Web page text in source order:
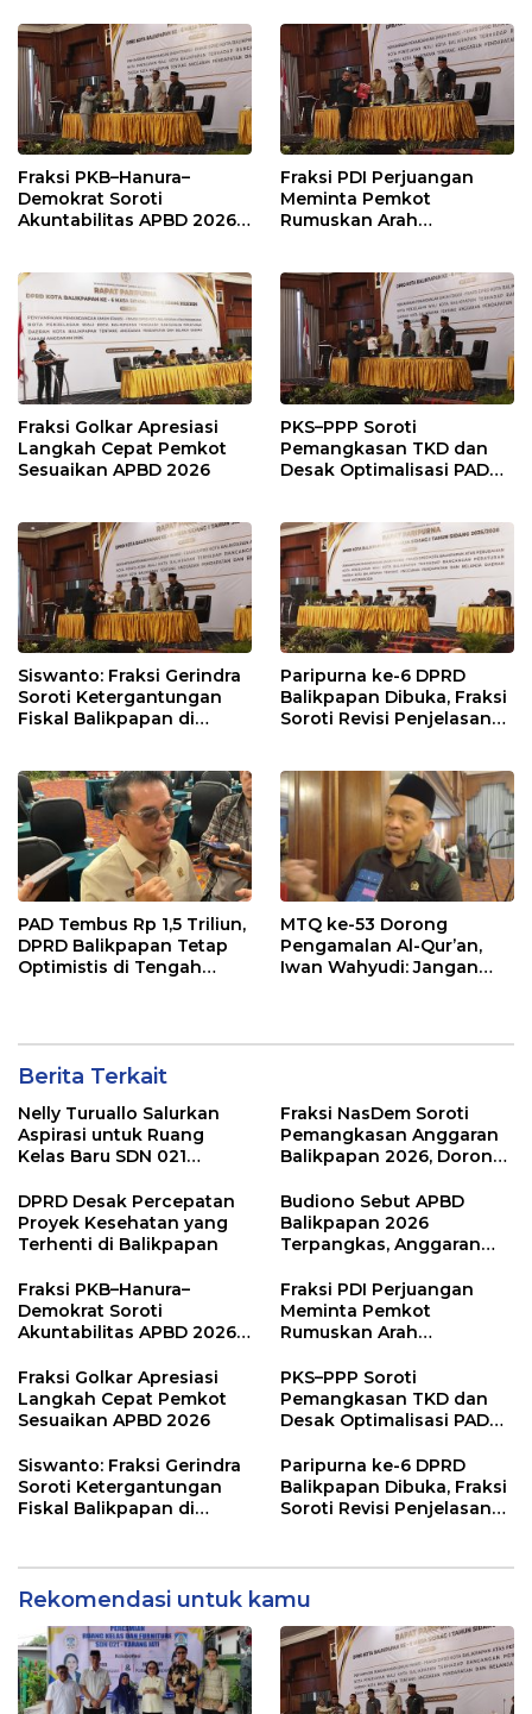
Fraksi PKB–Hanura–
Demokrat Soroti
Akuntabilitas APBD 2026
Modal
Fraksi PDI Perjuangan
Meminta Pemkot
Rumuskan Arah
Penyangga IKN
Fraksi Golkar Apresiasi
Langkah Cepat Pemkot
Sesuaikan APBD 2026
PKS–PPP Soroti
Pemangkasan TKD dan
Desak Optimalisasi PAD
Siswanto: Fraksi Gerindra
Soroti Ketergantungan
Fiskal Balikpapan di
Paripurna ke-6 DPRD
Balikpapan Dibuka, Fraksi
Soroti Revisi Penjelasan
PAD Tembus Rp 1,5 Triliun,
DPRD Balikpapan Tetap
Optimistis di Tengah
MTQ ke-53 Dorong
Pengamalan Al-Qur’an,
Iwan Wahyudi: Jangan
Berita Terkait
Nelly Turuallo Salurkan
Aspirasi untuk Ruang
Kelas Baru SDN 021
Fraksi NasDem Soroti
Pemangkasan Anggaran
Balikpapan 2026, Dorong
Publik
DPRD Desak Percepatan
Proyek Kesehatan yang
Terhenti di Balikpapan
Budiono Sebut APBD
Balikpapan 2026
Terpangkas, Anggaran
Fraksi PKB–Hanura–
Demokrat Soroti
Akuntabilitas APBD 2026
Pengawasan Belanja
Modal
Fraksi PDI Perjuangan
Meminta Pemkot
Rumuskan Arah
Terukur sebagai
Penyangga IKN
Fraksi Golkar Apresiasi
Langkah Cepat Pemkot
Sesuaikan APBD 2026
PKS–PPP Soroti
Pemangkasan TKD dan
Desak Optimalisasi PAD
Balikpapan 2026
Siswanto: Fraksi Gerindra
Soroti Ketergantungan
Fiskal Balikpapan di
Paripurna ke-6 DPRD
Balikpapan Dibuka, Fraksi
Soroti Revisi Penjelasan
Rekomendasi untuk kamu